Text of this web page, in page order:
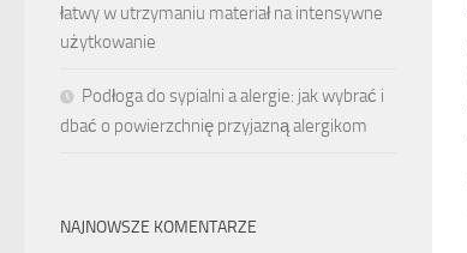
łatwy w utrzymaniu materiał na intensywne
użytkowanie
Podłoga do sypialni a alergie: jak wybrać i
dbać o powierzchnię przyjazną alergikom
NAJNOWSZE KOMENTARZE